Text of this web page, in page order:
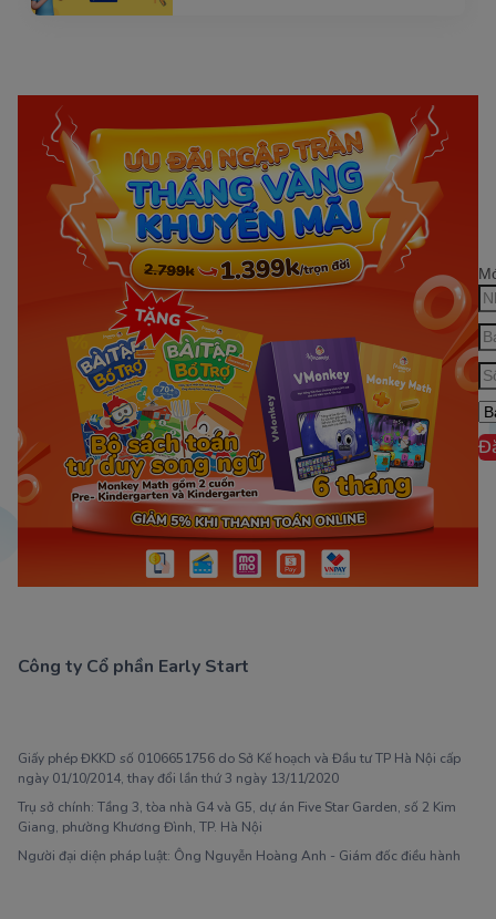
Công ty Cổ phần Early Start
Giấy phép ĐKKD số 0106651756 do Sở Kế hoạch và Đầu tư TP Hà Nội cấp
ngày 01/10/2014, thay đổi lần thứ 3 ngày 13/11/2020
Trụ sở chính: Tầng 3, tòa nhà G4 và G5, dự án Five Star Garden, số 2 Kim
Giang, phường Khương Đình, TP. Hà Nội
Người đại diện pháp luật: Ông Nguyễn Hoàng Anh - Giám đốc điều hành